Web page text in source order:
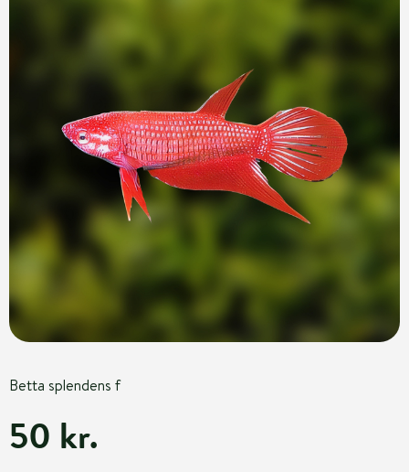
Betta splendens f
50 kr.